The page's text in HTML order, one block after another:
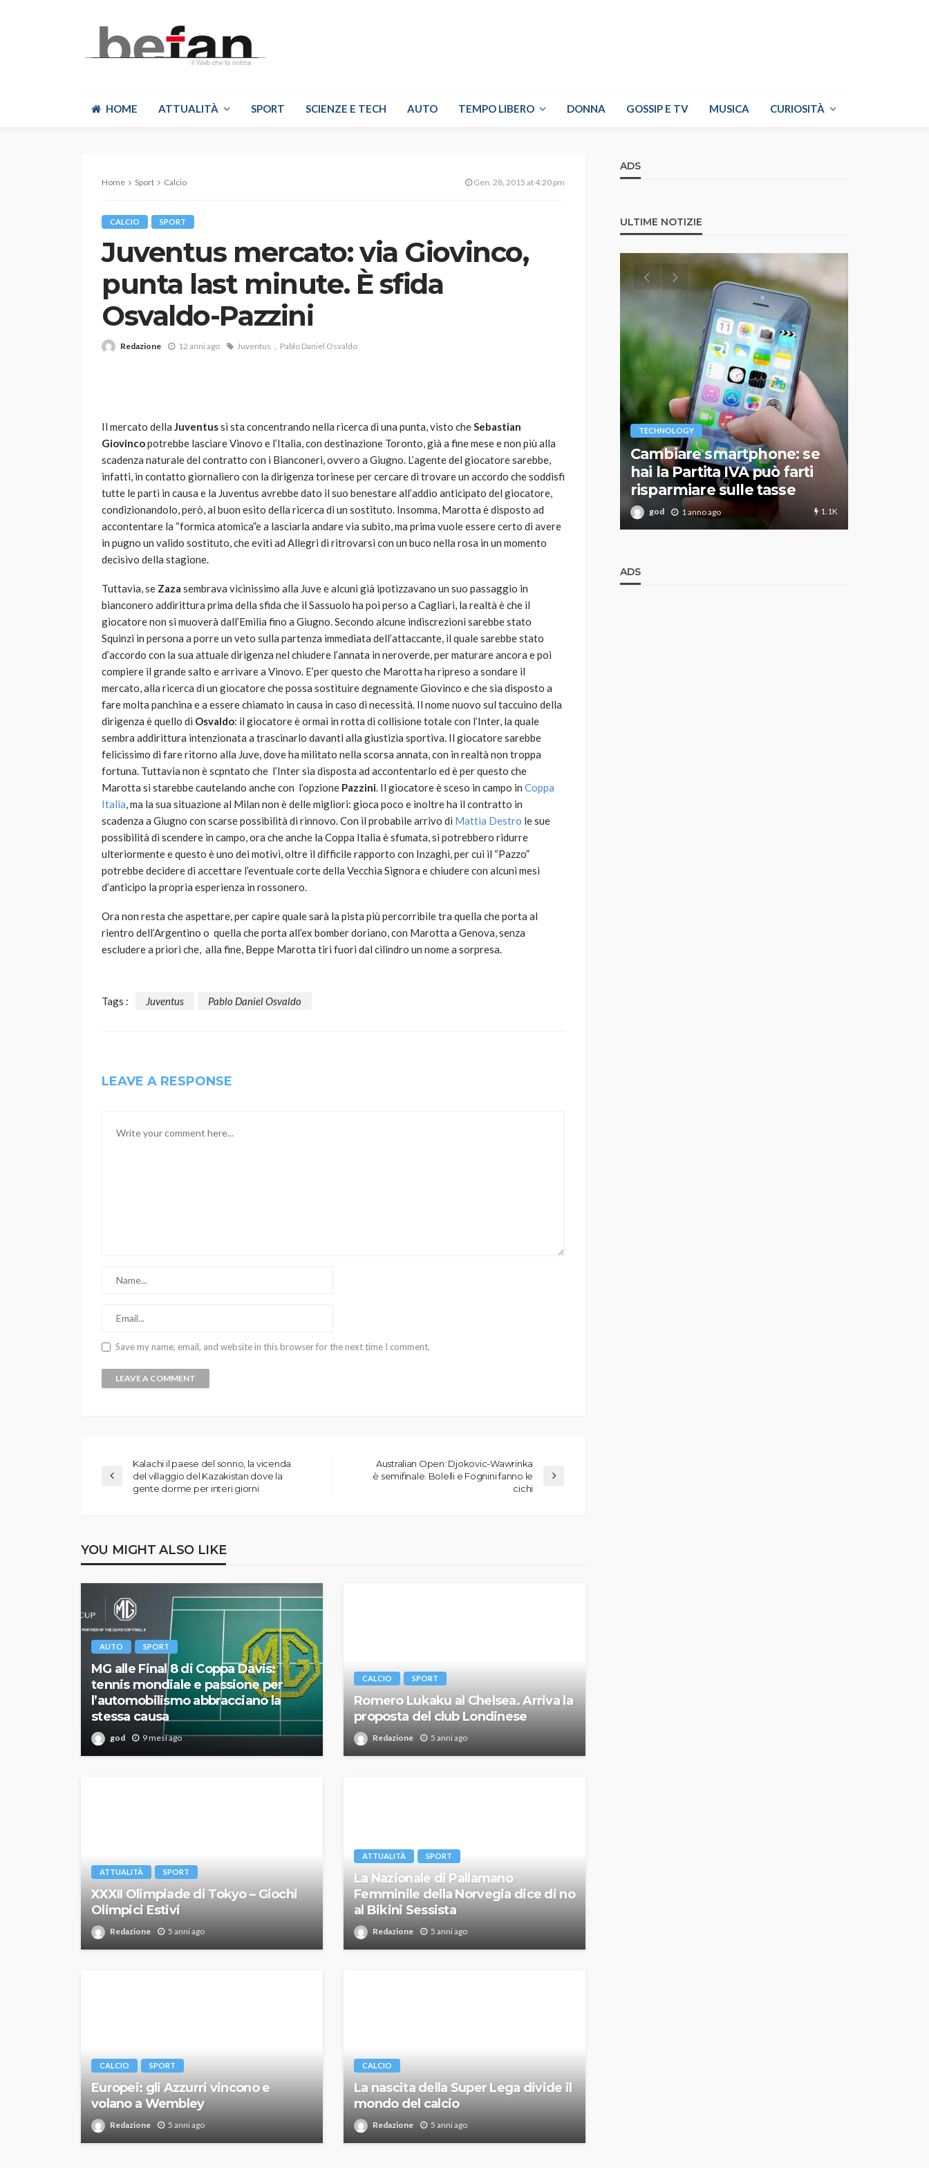
HOME ATTUALITÀ SPORT SCIENZE E TECH AUTO TEMPO LIBERO DONNA GOSSIP E TV MUSICA CURIOSITÀ
Home Sport Calcio Gen. 28, 2015 at 4:20 pm
CALCIO SPORT
Juventus mercato: via Giovinco,
punta last minute. È sfida
Osvaldo-Pazzini
Redazione 12 anni ago Juventus Pablo Daniel Osvaldo
Il mercato della Juventussi sta concentrando nella ricerca di una punta, visto cheSebastian
Giovincopotrebbe lasciare Vinovo e l’Italia, con destinazione Toronto, già a fine mese e non più alla
scadenza naturale del contratto con i Bianconeri, ovvero a Giugno. L’agente del giocatore sarebbe,
infatti, in contatto giornaliero con la dirigenza torinese per cercare di trovare un accordo che soddisfi
tutte le parti in causa e la Juventus avrebbe dato il suo benestare all’addio anticipato del giocatore,
condizionandolo, però, al buon esito della ricerca di un sostituto. Insomma, Marotta è disposto ad
accontentare la “formica atomica”e a lasciarla andare via subito, ma prima vuole essere certo di avere
in pugno un valido sostituto, che eviti ad Allegri di ritrovarsi con un buco nella rosa in un momento
decisivo della stagione.
Tuttavia, se Zaza sembrava vicinissimo alla Juve e alcuni già ipotizzavano un suo passaggio in
bianconero addirittura prima della sfida che il Sassuolo ha poi perso a Cagliari, la realtà è che il
giocatore non si muoverà dall’Emilia fino a Giugno. Secondo alcune indiscrezioni sarebbe stato
Squinzi in persona a porre un veto sulla partenza immediata dell’attaccante, il quale sarebbe stato
d’accordo con la sua attuale dirigenza nel chiudere l’annata in neroverde, per maturare ancora e poi
compiere il grande salto e arrivare a Vinovo. E’per questo che Marotta ha ripreso a sondare il
mercato, alla ricerca di un giocatore che possa sostituire degnamente Giovinco e che sia disposto a
fare molta panchina e a essere chiamato in causa in caso di necessità. Il nome nuovo sul taccuino della
dirigenza è quello di Osvaldo: il giocatore è ormai in rotta di collisione totale con l’Inter, la quale
sembra addirittura intenzionata a trascinarlo davanti alla giustizia sportiva. Il giocatore sarebbe
felicissimo di fare ritorno alla Juve, dove ha militato nella scorsa annata, con in realtà non troppa
fortuna. Tuttavia non è scpntato che l’Inter sia disposta ad accontentarlo ed è per questo che
Marotta si starebbe cautelando anche con l’opzione Pazzini. Il giocatore è sceso in campo in Coppa
Italia, ma la sua situazione al Milan non è delle migliori: gioca poco e inoltre ha il contratto in
scadenza a Giugno con scarse possibilità di rinnovo. Con il probabile arrivo di Mattia Destro le sue
possibilità di scendere in campo, ora che anche la Coppa Italia è sfumata, si potrebbero ridurre
ulteriormente e questo è uno dei motivi, oltre il difficile rapporto con Inzaghi, per cui il “Pazzo”
potrebbe decidere di accettare l’eventuale corte della Vecchia Signora e chiudere con alcuni mesi
d’anticipo la propria esperienza in rossonero.
Ora non resta che aspettare, per capire quale sarà la pista più percorribile tra quella che porta al
rientro dell’Argentino o quella che porta all’ex bomber doriano, con Marotta a Genova, senza
escludere a priori che, alla fine, Beppe Marotta tiri fuori dal cilindro un nome a sorpresa.
Tags : Juventus Pablo Daniel Osvaldo
LEAVE A RESPONSE
Save my name, email, and website in this browser for the next time I comment.
Kalachi il paese del sonno, la vicenda
del villaggio del Kazakistan dove la
gente dorme per interi giorni
Australian Open: Djokovic-Wawrinka
è semifinale. Bolelli e Fognini fanno le
cichi
YOU MIGHT ALSO LIKE
AUTO SPORT
MG alle Final 8 di Coppa Davis:
tennis mondiale e passione per
l’automobilismo abbracciano la
stessa causa
god 9 mesi ago
CALCIO SPORT
Romero Lukaku al Chelsea. Arriva la
proposta del club Londinese
Redazione 5 anni ago
ATTUALITÀ SPORT
XXXII Olimpiade di Tokyo – Giochi
Olimpici Estivi
Redazione 5 anni ago
ATTUALITÀ SPORT
La Nazionale di Pallamano
Femminile della Norvegia dice di no
al Bikini Sessista
Redazione 5 anni ago
CALCIO SPORT
Europei: gli Azzurri vincono e
volano a Wembley
Redazione 5 anni ago
CALCIO
La nascita della Super Lega divide il
mondo del calcio
Redazione 5 anni ago
ADS
ULTIME NOTIZIE
VARIE
Robot tagliaerba: quale
scegliere per il tuo prato
god 1 anno ago 791
Davis: tennis mondiale e
passione per
l’automobilismo
abbracciano la stessa causa
god 9 mesi ago
TECHNOLOGY
Cambiare smartphone: se
hai la Partita IVA può farti
risparmiare sulle tasse
god 1 anno ago 1.1K
ADS